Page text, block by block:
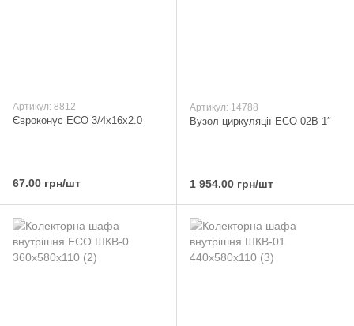
Артикул: 8812
Євроконус ECO 3/4х16х2.0
67.00 грн/шт
Артикул: 14788
Вузол циркуляції ECO 02B 1″
1 954.00 грн/шт